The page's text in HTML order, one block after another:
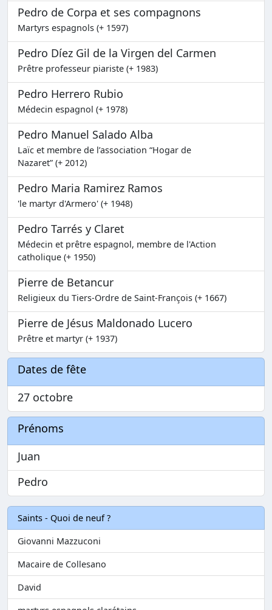
Pedro de Corpa et ses compagnons
Martyrs espagnols (+ 1597)
Pedro Díez Gil de la Virgen del Carmen
Prêtre professeur piariste (+ 1983)
Pedro Herrero Rubio
Médecin espagnol (+ 1978)
Pedro Manuel Salado Alba
Laïc et membre de l’association “Hogar de
Nazaret” (+ 2012)
Pedro Maria Ramirez Ramos
'le martyr d'Armero' (+ 1948)
Pedro Tarrés y Claret
Médecin et prêtre espagnol, membre de l'Action
catholique (+ 1950)
Pierre de Betancur
Religieux du Tiers-Ordre de Saint-François (+ 1667)
Pierre de Jésus Maldonado Lucero
Prêtre et martyr (+ 1937)
Dates de fête
27 octobre
Prénoms
Juan
Pedro
Saints - Quoi de neuf ?
Giovanni Mazzuconi
Macaire de Collesano
David